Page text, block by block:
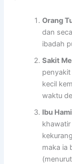
Orang
dan
ibadah
Sakit
kecil
waktu
Ibu
maka ia